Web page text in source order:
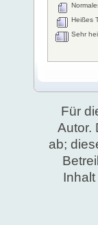
Heißes
Sehr
Für
Autor.
ab;